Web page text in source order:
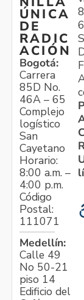
ÚNICA
DE
RADIC
ACIÓN
Bogotá:
Carrera
85D No.
46A – 65
Complejo
logístico
San
Cayetano
Horario:
8:00 a.m. –
4:00 p.m.
Código
Postal:
111071
Medellín:
Calle 49
No 50-21
piso 14
Edificio del